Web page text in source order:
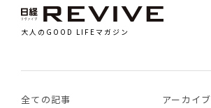
大人のGOOD LIFEマガジン
全ての記事 アーカイブ